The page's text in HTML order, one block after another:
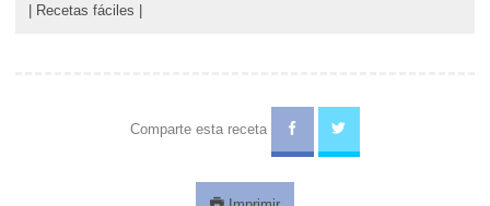
Recetas fáciles
Comparte esta receta